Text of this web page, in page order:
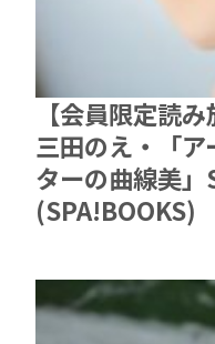
【会員限定読
三田のえ・「
ターの曲線美
(SPA!BOOKS)